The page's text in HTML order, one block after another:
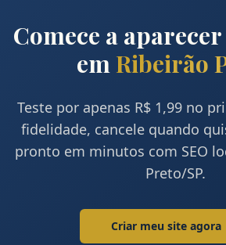
Comece a
emRibeirão
Teste por apenas R$ 1,99 no
fidelidade, cancele quando
pronto em minutos com SEO
Preto/SP.
Criar meu site agora